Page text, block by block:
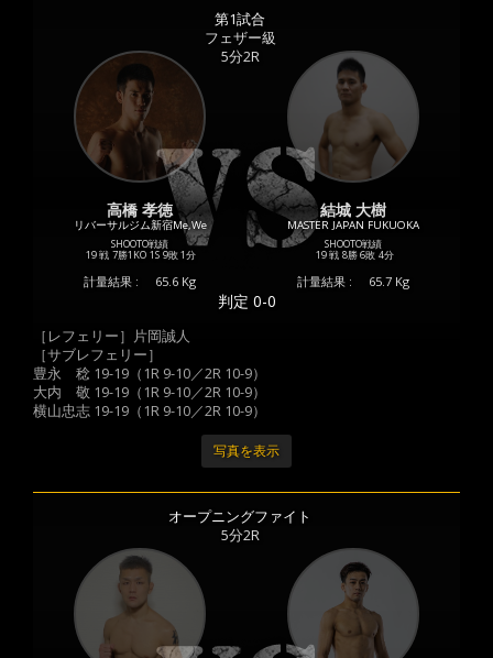
第1試合
フェザー級
5分2R
高橋 孝徳
リバーサルジム新宿Me,We
SHOOTO戦績
19 戦 7勝1KO 1S 9敗 1分
計量結果 : 65.6 Kg
結城 大樹
MASTER JAPAN FUKUOKA
SHOOTO戦績
19 戦 8勝 6敗 4分
計量結果 : 65.7 Kg
判定 0-0
［レフェリー］片岡誠人
［サブレフェリー］
豊永 稔 19-19（1R 9-10／2R 10-9）
大内 敬 19-19（1R 9-10／2R 10-9）
横山忠志 19-19（1R 9-10／2R 10-9）
写真を表示
オープニングファイト
5分2R